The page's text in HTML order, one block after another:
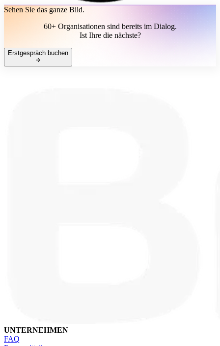
Sehen Sie das ganze Bild.
60+ Organisationen sind bereits im Dialog.
Ist Ihre die nächste?
Erstgespräch buchen
UNTERNEHMEN
FAQ